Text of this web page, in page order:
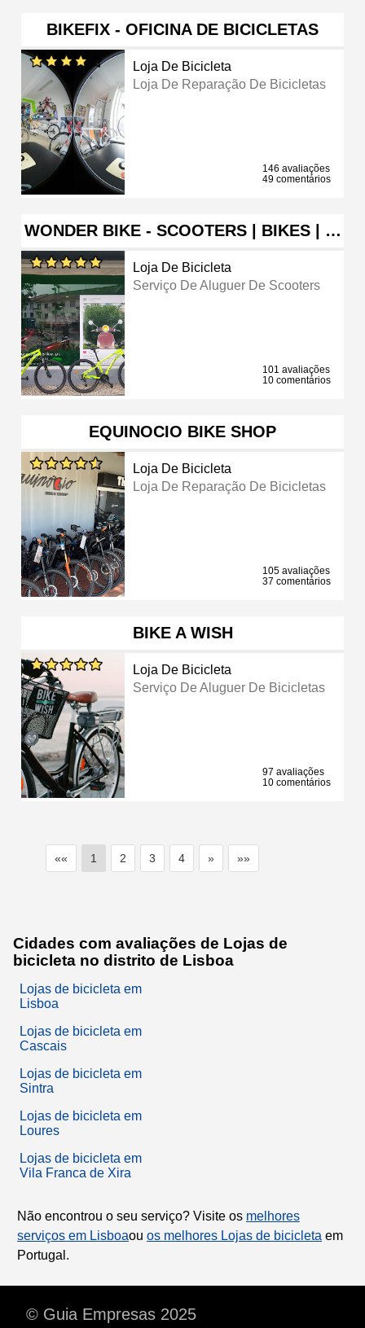
BIKEFIX - OFICINA DE BICICLETAS
Loja De Bicicleta
Loja De Reparação De Bicicletas
146 avaliações
49 comentários
WONDER BIKE - SCOOTERS | BIKES | …
Loja De Bicicleta
Serviço De Aluguer De Scooters
101 avaliações
10 comentários
EQUINOCIO BIKE SHOP
Loja De Bicicleta
Loja De Reparação De Bicicletas
105 avaliações
37 comentários
BIKE A WISH
Loja De Bicicleta
Serviço De Aluguer De Bicicletas
97 avaliações
10 comentários
«« 1 2 3 4 » »»
Cidades com avaliações de Lojas de
bicicleta no distrito de Lisboa
Lojas de bicicleta em
Lisboa
Lojas de bicicleta em
Cascais
Lojas de bicicleta em
Sintra
Lojas de bicicleta em
Loures
Lojas de bicicleta em
Vila Franca de Xira
Não encontrou o seu serviço? Visite os melhores
serviços em Lisboaou os melhores Lojas de bicicleta em
Portugal.
© Guia Empresas 2025